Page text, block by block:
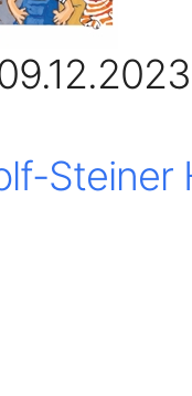
Steiner